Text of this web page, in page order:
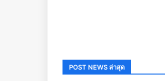
POST NEWS ล่าสุด